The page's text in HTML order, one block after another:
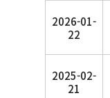
2026-01-
22
2025-02-
21